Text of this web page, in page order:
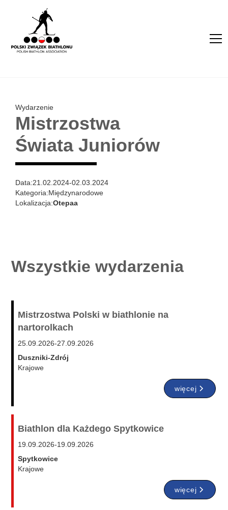
Wydarzenie
Mistrzostwa
Świata Juniorów
Data:21.02.2024-02.03.2024
Kategoria:Międzynarodowe
Lokalizacja:Otepaa
Wszystkie wydarzenia
Mistrzostwa Polski w biathlonie na
nartorolkach
25.09.2026-27.09.2026
Duszniki-Zdrój
Krajowe
więcej
Biathlon dla Każdego Spytkowice
19.09.2026-19.09.2026
Spytkowice
Krajowe
więcej